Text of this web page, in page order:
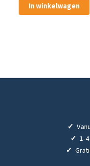
In winkelwagen
✓
✓ 1-
✓